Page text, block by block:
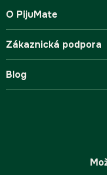
O PijuMate
Náš příběh
Zákaznická podpora
Kontakt
Blog